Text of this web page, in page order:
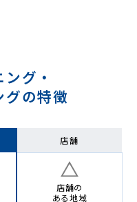
グ・
グの特徴
店舗
店舗の
ある地域